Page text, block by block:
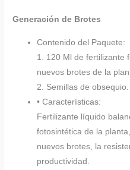
Generación de Brotes
Contenido del Paquete:
1. 120 Ml de fertilizante
nuevos brotes de la
2. Semillas de obsequio.
• Características:
Fertilizante líquido
fotosintética de la
nuevos brotes, la
productividad.